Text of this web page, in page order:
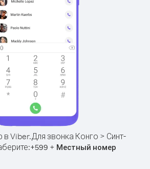
в Viber.Для звонка Конго > Синт-
+599 + Местный номер